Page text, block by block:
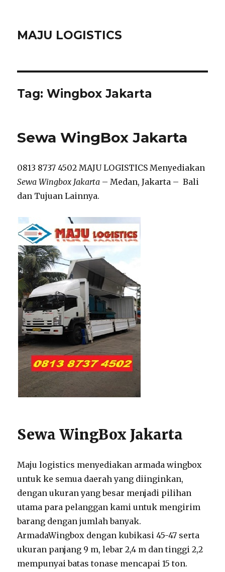
MAJU LOGISTICS
Tag:Wingbox Jakarta
Sewa WingBox Jakarta
0813 8737 4502 MAJU LOGISTICS Menyediakan
Sewa Wingbox Jakarta – Medan, Jakarta – Bali
dan Tujuan Lainnya.
Sewa WingBox Jakarta
Maju logistics menyediakan armada wingbox
untuk ke semua daerah yang diinginkan,
dengan ukuran yang besar menjadi pilihan
utama para pelanggan kami untuk mengirim
barang dengan jumlah banyak.
ArmadaWingbox dengan kubikasi 45-47 serta
ukuran panjang 9 m, lebar 2,4 m dan tinggi 2,2
mempunyai batas tonase mencapai 15 ton.